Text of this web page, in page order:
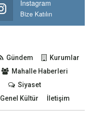
Instagram
Bize Katılın
Gündem
Kurumlar
Mahalle Haberleri
Siyaset
Genel Kültür İletişim